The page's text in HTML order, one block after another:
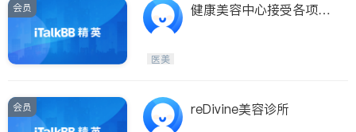
会员
健康美容中心接受各项保
医美
会员 reDivine美容诊所